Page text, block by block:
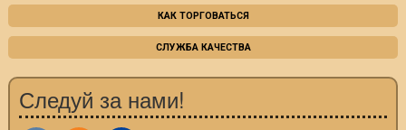
КАК ТОРГОВАТЬСЯ
СЛУЖБА КАЧЕСТВА
Следуй за нами!